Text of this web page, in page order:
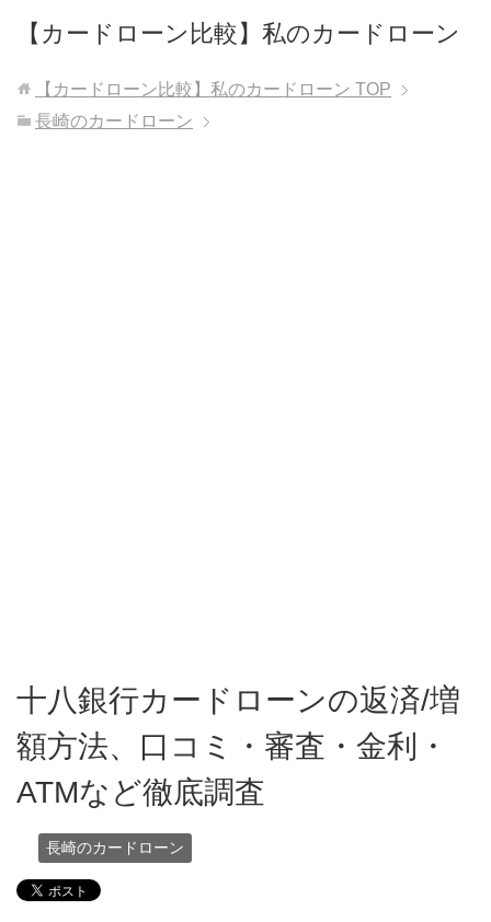
【カードローン比較】私のカードローン
【カードローン比較】私のカードローン TOP
長崎のカードローン
十八銀行カードローンの返済/増
額方法、口コミ・審査・金利・
ATMなど徹底調査
長崎のカードローン